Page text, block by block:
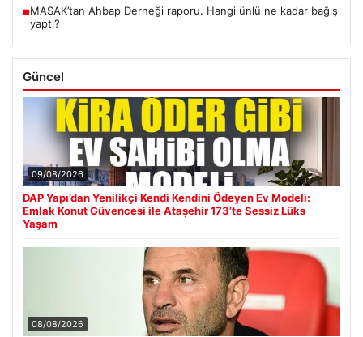
■MASAK’tan Ahbap Derneği raporu. Hangi ünlü ne kadar bağış
yaptı?
Güncel
09/08/2026
DAP Yapı’dan Yenilikçi Kendi Kendini Ödeyen Ev Modeli:
Emlak Konut Güvencesi ile Ataşehir 173’te Sessiz Lüks
Yaşam
08/08/2026